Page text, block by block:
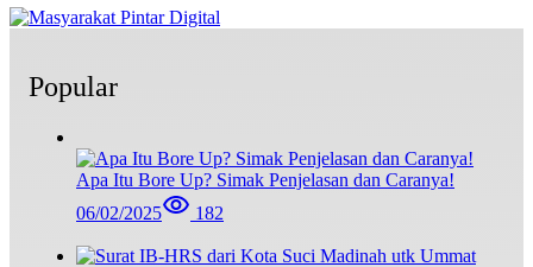
Popular
Apa Itu Bore Up? Simak Penjelasan dan Caranya!
06/02/2025
182